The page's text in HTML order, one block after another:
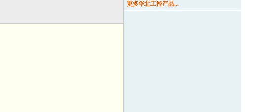
更多华北工控产品...